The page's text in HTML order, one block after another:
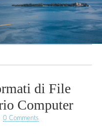
di File
Computer
0 Comments